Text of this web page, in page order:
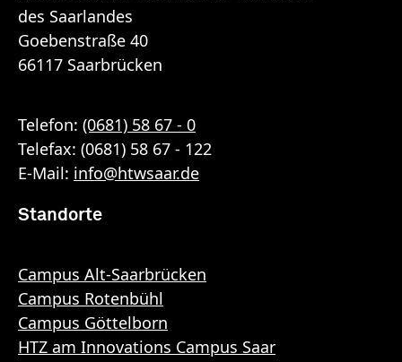
des Saarlandes
Goebenstraße 40
66117 Saarbrücken
Telefon: (0681) 58 67 - 0
Telefax: (0681) 58 67 - 122
E-Mail: info@htwsaar.de
Standorte
Campus Alt-Saarbrücken
Campus Rotenbühl
Campus Göttelborn
HTZ am Innovations Campus Saar